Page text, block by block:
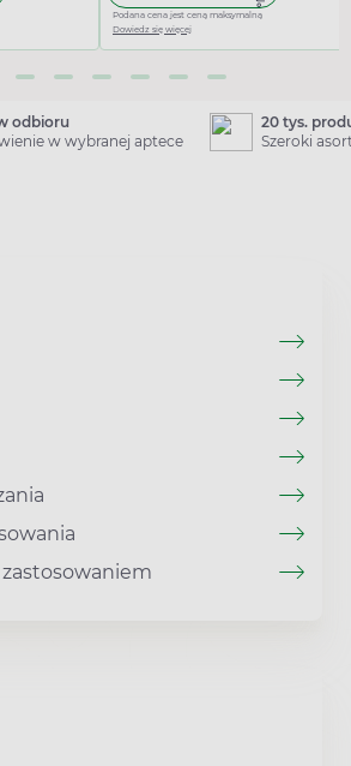
Podana cena jest ceną maksymalną
Dowiedz się więcej
odbioru
w wybranej aptece
20 tys.
Szeroki